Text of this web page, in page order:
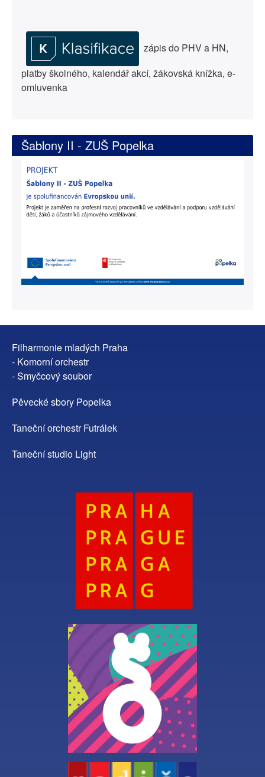
zápis do PHV a HN,
platby školného, kalendář akcí, žákovská knížka, e-
omluvenka
Šablony II - ZUŠ Popelka
Filharmonie mladých Praha
- Komorní orchestr
- Smyčcový soubor
Pěvecké sbory Popelka
Taneční orchestr Futrálek
Taneční studio Light